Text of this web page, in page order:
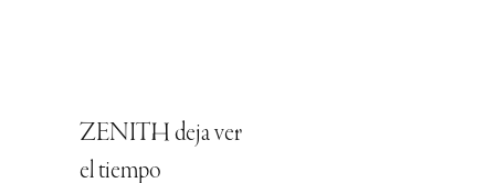
ZENITH deja ver
el tiempo